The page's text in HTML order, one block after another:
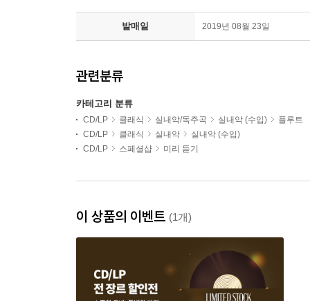
발매일 2019년 08월 23일
관련분류
카테고리 분류
CD/LP 클래식 실내악/독주곡 실내악 (수입)
플루트
CD/LP
클래식 실내악
실내악 (수입)
CD/LP
스페셜샵 미리 듣기
이 상품의 이벤트 (1개)